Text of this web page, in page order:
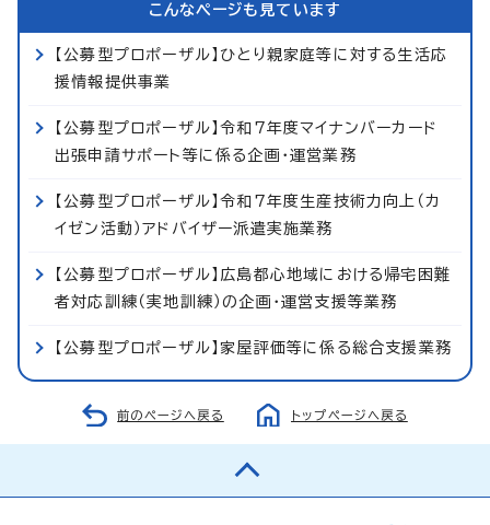
こんなページも見ています
【公募型プロポーザル】ひとり親家庭等に対する生活応
援情報提供事業
【公募型プロポーザル】令和7年度マイナンバーカード
出張申請サポート等に係る企画・運営業務
【公募型プロポーザル】令和7年度生産技術力向上（カ
イゼン活動）アドバイザー派遣実施業務
【公募型プロポーザル】広島都心地域における帰宅困難
者対応訓練（実地訓練）の企画・運営支援等業務
【公募型プロポーザル】家屋評価等に係る総合支援業務
前のページへ戻る トップページへ戻る